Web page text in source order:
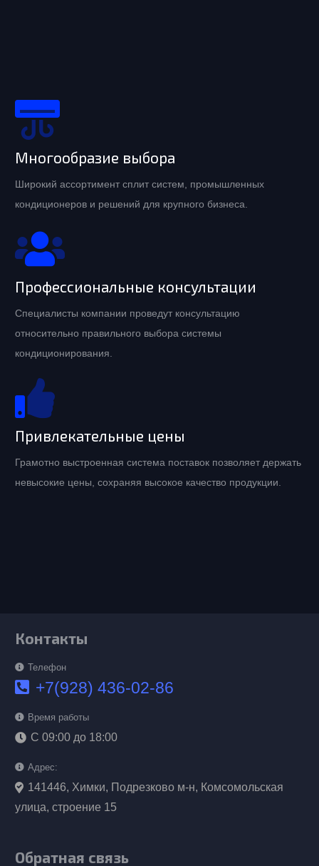
Многообразие выбора
Широкий ассортимент сплит систем, промышленных
кондиционеров и решений для крупного бизнеса.
Профессиональные консультации
Специалисты компании проведут консультацию
относительно правильного выбора системы
кондиционирования.
Привлекательные цены
Грамотно выстроенная система поставок позволяет держать
невысокие цены, сохраняя высокое качество продукции.
Контакты
Телефон
+7(928) 436-02-86
Время работы
С 09:00 до 18:00
Адрес:
141446, Химки, Подрезково м-н, Комсомольская
улица, строение 15
Обратная связь